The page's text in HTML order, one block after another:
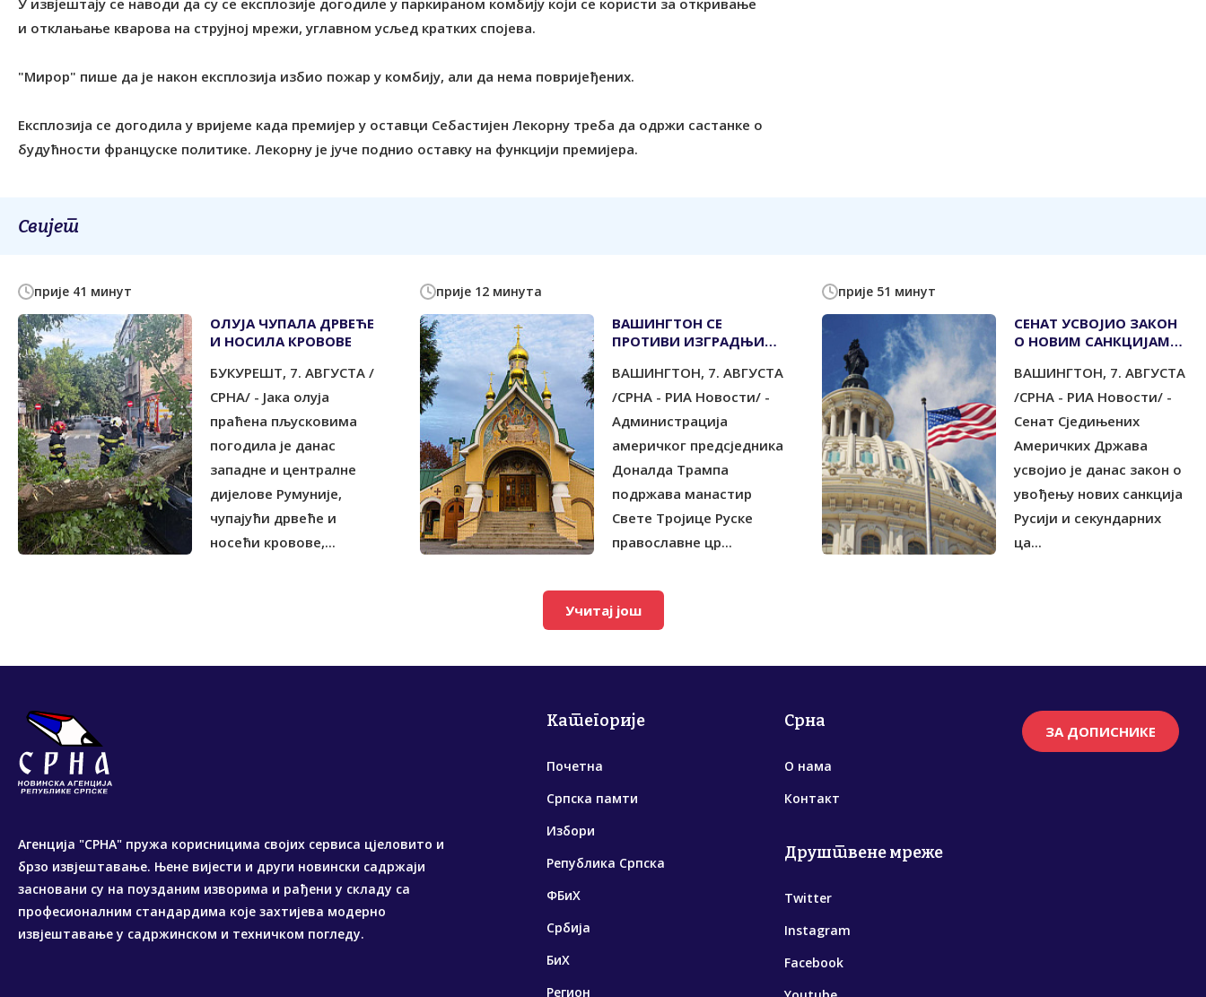
У извјештају се наводи да су се експлозије догодиле у паркираном комбију који се користи за откривање
и отклањање кварова на струјној мрежи, углавном усљед кратких спојева.
"Мирор" пише да је након експлозија избио пожар у комбију, али да нема повријеђених.
Експлозија се догодила у вријеме када премијер у оставци Себастијен Лекорну треба да одржи састанке о
будућности француске политике. Лекорну је јуче поднио оставку на функцији премијера.
Свијет
прије 41 минут
ОЛУЈА ЧУПАЛА ДРВЕЋЕ
И НОСИЛА КРОВОВЕ
БУКУРЕШT, 7. АВГУСТА /
СРНА/ - Јака олуја
праћена пљусковима
погодила је данас
западне и централне
дијелове Румуније,
чупајући дрвеће и
носећи кровове,...
прије 12 минута
ВАШИНГТОН СЕ
ПРОТИВИ ИЗГРАДЊИ
РУСКОГ МАНАСТИРА
ВАШИНГТОН, 7. АВГУСТА
/СРНА - РИА Новости/ -
Администрација
америчког предсједника
Доналда Трампа
подржава манастир
Свете Тројице Руске
православне цр...
прије 51 минут
СЕНАТ УСВОЈИО ЗАКОН
О НОВИМ САНКЦИЈАМА
ВАШИНГТОН, 7. АВГУСТА
/СРНА - РИА Новости/ -
Сенат Сједињених
Америчких Држава
усвојио је данас закон о
увођењу нових санкција
Русији и секундарних
ца...
Учитај још
Агенција "СРНА" пружа корисницима својих сервиса цјеловито и
брзо извјештавање. Њене вијести и други новински садржаји
засновани су на поузданим изворима и рађени у складу са
професионалним стандардима које захтијева модерно
извјештавање у садржинском и техничком погледу.
Категорије
Почетна
Српска памти
Избори
Република Српска
ФБиХ
Србија
БиХ
Регион
Срна
О нама
Контакт
Друштвене мреже
Twitter
Instagram
Facebook
ЗА ДОПИСНИКЕ